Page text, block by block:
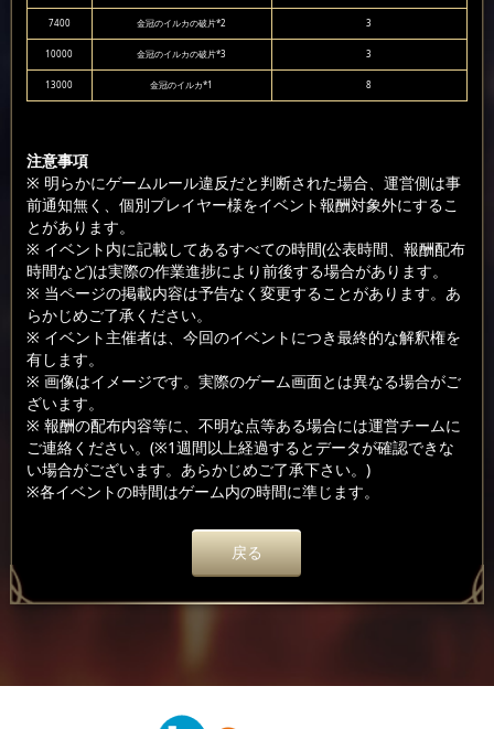
7400 金冠のイルカの破片*2 3
10000 金冠のイルカの破片*3 3
13000 金冠のイルカ*1 8
注意事項
※ 明らかにゲームルール違反だと判断された場合、運営側は事
前通知無く、個別プレイヤー様をイベント報酬対象外にするこ
とがあります。
※ イベント内に記載してあるすべての時間(公表時間、報酬配布
時間など)は実際の作業進捗により前後する場合があります。
※ 当ページの掲載内容は予告なく変更することがあります。あ
らかじめご了承ください。
※ イベント主催者は、今回のイベントにつき最終的な解釈権を
有します。
※ 画像はイメージです。実際のゲーム画面とは異なる場合がご
ざいます。
※ 報酬の配布内容等に、不明な点等ある場合には運営チームに
ご連絡ください。(※1週間以上経過するとデータが確認できな
い場合がございます。あらかじめご了承下さい。)
※各イベントの時間はゲーム内の時間に準じます。
戻る